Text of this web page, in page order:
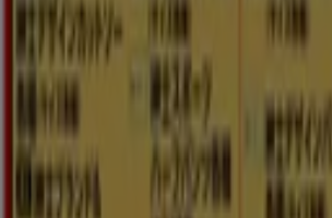
お問い合わせ
マーケテイング＆ビジネスリクエス
地図上で店舗が誤った場所にあり
週にいちど広告のフィードバック
技術的な問題と一般的なフィードバ